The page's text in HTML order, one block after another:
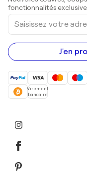
Peintures acryliques
fonctionnalités
Saisissez
votre
adresse
e-
mail
J'en
Virement
bancaire